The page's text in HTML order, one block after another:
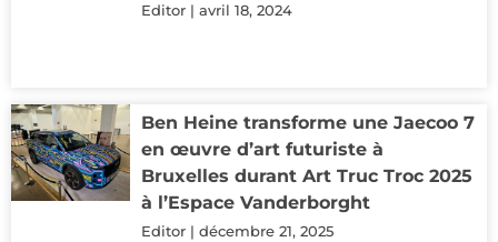
Editor avril 18, 2024
Ben Heine transforme une Jaecoo 7
en œuvre d’art futuriste à
Bruxelles durant Art Truc Troc 2025
à l’Espace Vanderborght
Editor décembre 21, 2025